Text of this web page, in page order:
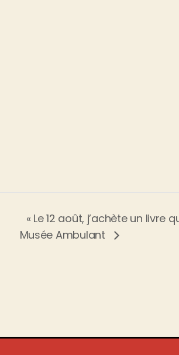
« Le 12 août, j’achète un livre
Musée Ambulant